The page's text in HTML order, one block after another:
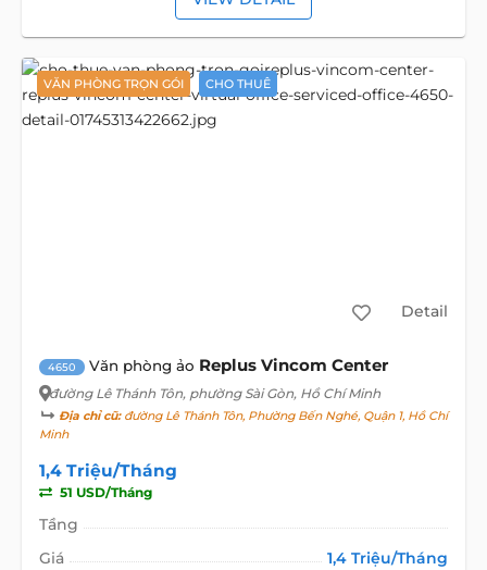
VĂN PHÒNG TRỌN GÓI CHO THUÊ
Detail
4650 Văn phòng ảo Replus Vincom Center
đường Lê Thánh Tôn, phường Sài Gòn, Hồ Chí Minh
Địa chỉ cũ:đường Lê Thánh Tôn, Phường Bến Nghé, Quận 1, Hồ Chí
Minh
1,4 Triệu/Tháng
51 USD/Tháng
Tầng
Giá
1,4 Triệu/Tháng